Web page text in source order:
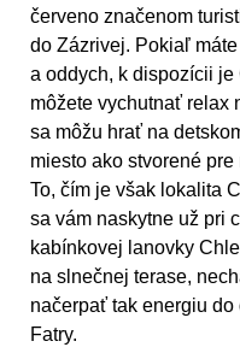
červeno značenom
do Zázrivej. Pokiaľ
a oddych, k dispozícii
môžete vychutnať relax
sa môžu hrať na
miesto ako stvorené pre
To, čím je však lokalita
sa vám naskytne už pri
kabínkovej lanovky
na slnečnej terase,
načerpať tak energiu
Fatry.